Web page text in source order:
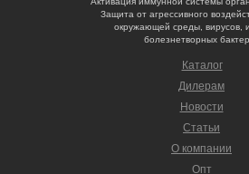
Защита от агрессивного
окружающей среды, вирусов,
болезнетворных
Каталог
Дилерам
Новости
Статьи
О компании
Опт